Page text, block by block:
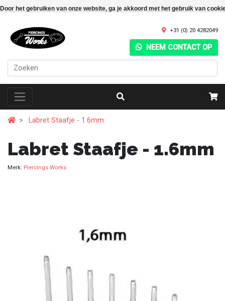
Door het gebruiken van onze website, ga je akkoord met het gebruik van
+31 (0) 20 4282049
NEEM CONTACT OP
Labret Staafje - 1.6mm
Labret Staafje - 1.6mm
Merk: Piercings Works